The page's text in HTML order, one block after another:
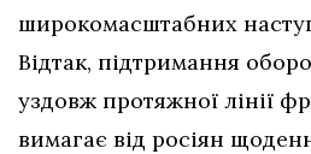
широкомасштабних
Відтак, підтримання
уздовж протяжної лінії
вимагає від росіян